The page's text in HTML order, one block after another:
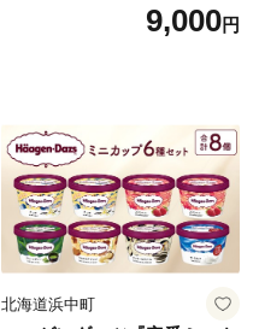
9,000円
北海道浜中町